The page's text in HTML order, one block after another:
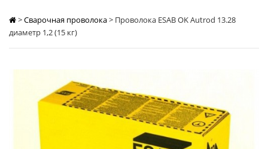
>Сварочная проволока> Проволока ESAB OK Autrod 13.28
диаметр 1,2 (15 кг)